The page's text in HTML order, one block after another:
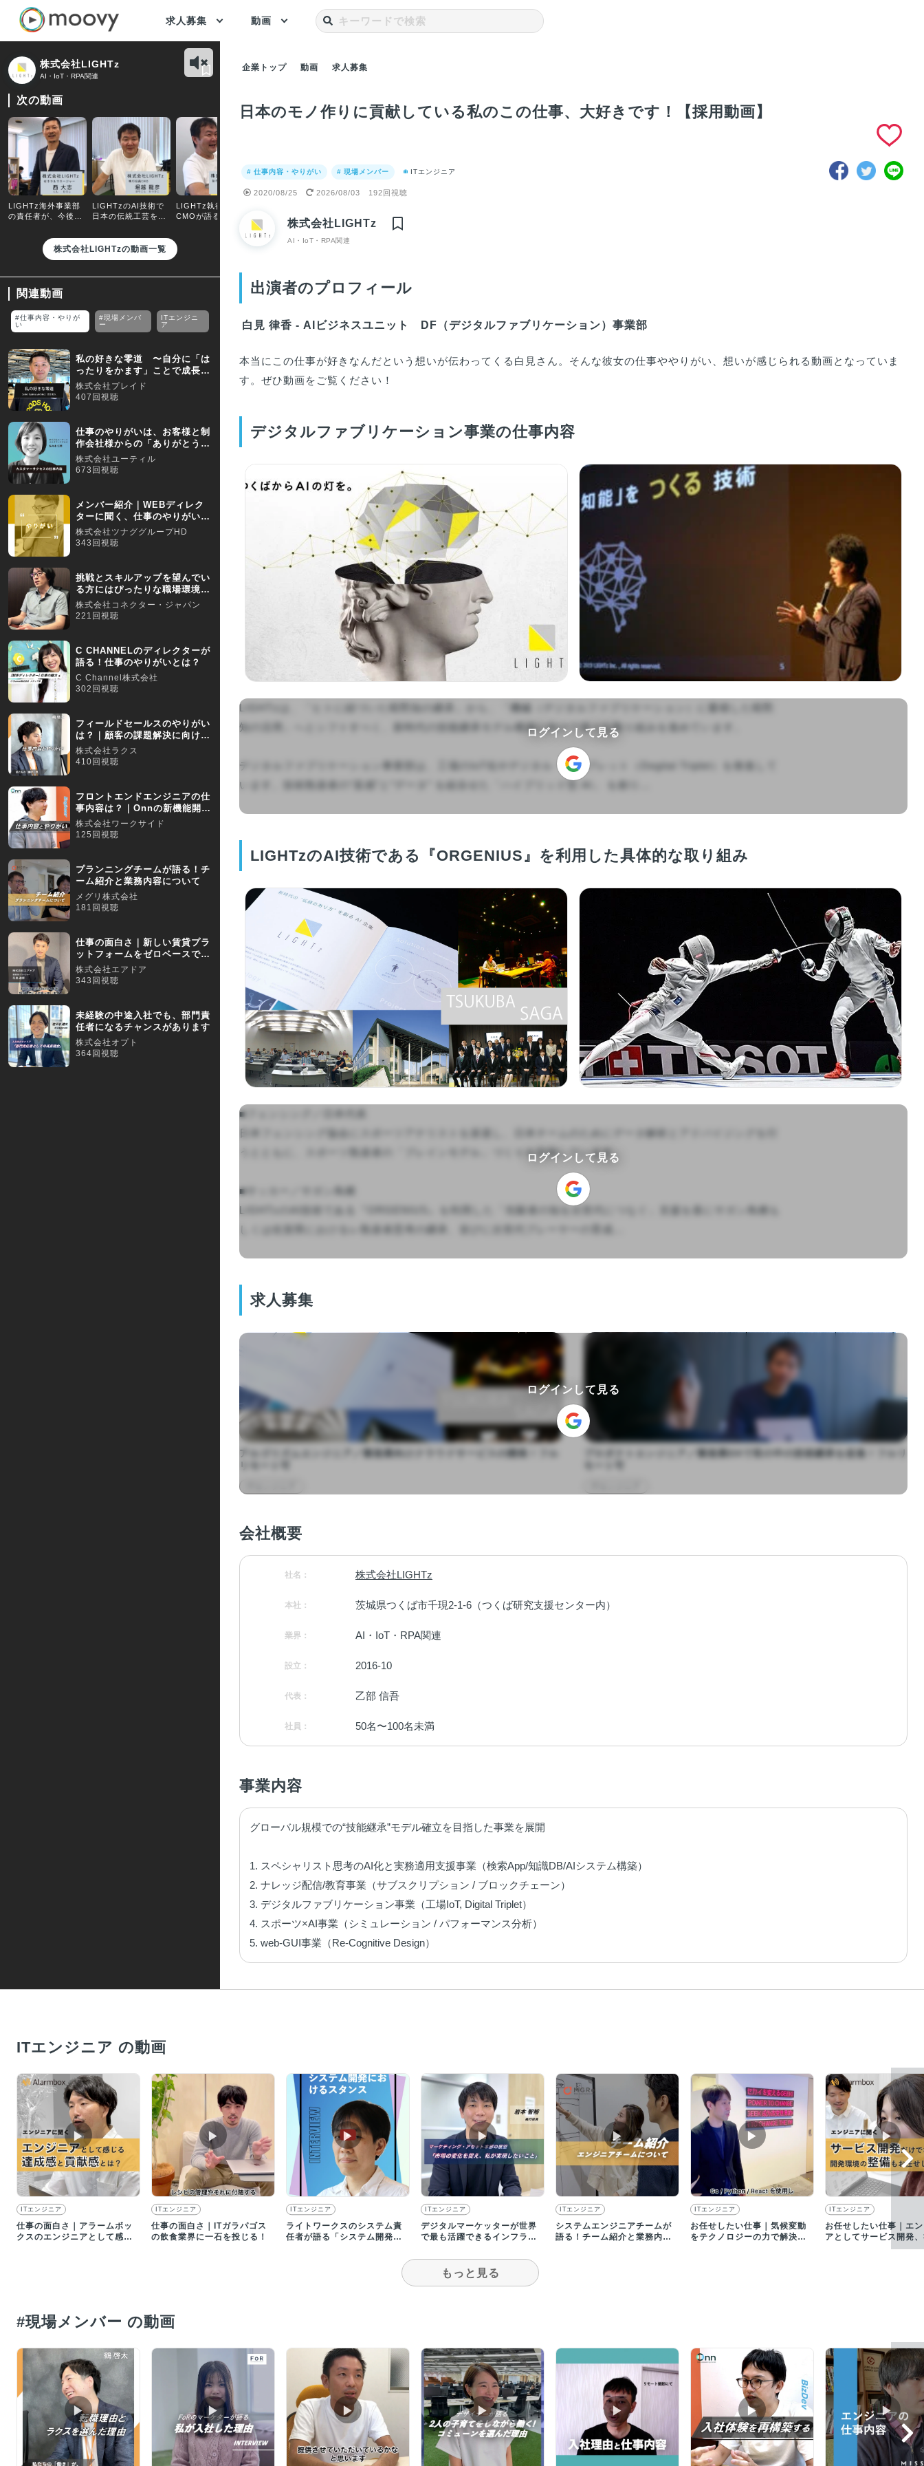
求人募集 動画
株式会社LIGHTz
AI・IoT・RPA関連
次の動画
LIGHTz海外事業部
の責任者が、今後の
LIGHTzのAI技術で
日本の伝統工芸を汎
動画】
LIGHTz執行役員
CMOが語る乙部社長
理由は意外なものだ
った…【採用動画】
で一緒にモノを作る
そんなAI企業です！
【採用動画】
株式会社LIGHTzの動画一覧
関連動画
#仕事内容・やりが
い
#現場メンバ
ー
ITエンジニ
ア
私の好きな零道 〜自分に「は
ったりをかます」ことで成長し
続ける〜
株式会社プレイド
407回視聴
仕事のやりがいは、お客様と制
作会社様からの「ありがとう」
｜求人動画インタビュー
株式会社ユーティル
673回視聴
メンバー紹介｜WEBディレク
ターに聞く、仕事のやりがいと
は？
株式会社ツナググループHD
343回視聴
挑戦とスキルアップを望んでい
る方にはぴったりな職場環境で
す／【採用動画】
株式会社コネクター・ジャパン
221回視聴
C CHANNELのディレクターが
語る！仕事のやりがいとは？
C Channel株式会社
302回視聴
フィールドセールスのやりがい
は？｜顧客の課題解決に向けて
幅広い提案を行える
株式会社ラクス
410回視聴
フロントエンドエンジニアの仕
事内容は？｜Onnの新機能開
発、機能改修を行う
株式会社ワークサイド
125回視聴
プランニングチームが語る！チ
ーム紹介と業務内容について
メグリ株式会社
181回視聴
仕事の面白さ｜新しい賃貸プラ
ットフォームをゼロベースで作
り上げる醍醐味
株式会社エアドア
343回視聴
未経験の中途入社でも、部門責
任者になるチャンスがあります
株式会社オプト
364回視聴
企業トップ 動画 求人募集
日本のモノ作りに貢献している私のこの仕事、大好きです！【採用動画】
# 仕事内容・やりがい # 現場メンバー ITエンジニア
2020/08/25 2026/08/03 192回視聴
株式会社LIGHTz
AI・IoT・RPA関連
出演者のプロフィール
白見 律香 - AIビジネスユニット DF（デジタルファブリケーション）事業部
本当にこの仕事が好きなんだという想いが伝わってくる白見さん。そんな彼女の仕事ややりがい、想いが感じられる動画となっていま
す。ぜひ動画をご覧ください！
デジタルファブリケーション事業の仕事内容
LIGHTzは、「ヒトに紐づいた暗黙知の継承」から、「機械（デジタルファブリケーション）に蓄積した暗黙
知の活用」へとシフトすべく、新時代の技能継承モデル構築に向けて様々な取り組みを進めています。
デジタルファブリケーション事業部は、工場のIoT化やデジタル・トリプレット（Degital Triplet）を推進して
います。技術熟達者の“直感”と“データ” を組合せた「ハイブリッド型 AI」 を創り...
ログインして見る
LIGHTzのAI技術である『ORGENIUS』を利用した具体的な取り組み
■フェンシング／日本代表
日本フェンシング協会にスポーツアナリストを派遣し、日本チームのためにデータ解析とアドバイジングを行
うとともに、スポーツ熟達者の「ブレインモデル」づくりを目指しています。
■サッカー／サガン鳥栖
LIGHTzのAI技術である『ORGENIUS』を利用した「先駆者の知を次世代につなぐ」支援を基にサガン鳥栖も
しくは佐賀県におけるレ熟達者思考の継承、並びに次世代プレーヤーの育成...
ログインして見る
求人募集
ログインして見る
アルゴリズムエンジニア／製造業向けクラウドサービスの開発！フル
リモート可
プロダクトエンジニア／製造業DXで世の中の技術継承を促進！フルリ
会社概要
社名： 株式会社LIGHTz
本社： 茨城県つくば市千現2-1-6（つくば研究支援センター内）
業界： AI・IoT・RPA関連
設立： 2016-10
代表： 乙部 信吾
社員： 50名〜100名未満
事業内容
グローバル規模での“技能継承”モデル確立を目指した事業を展開
1. スペシャリスト思考のAI化と実務適用支援事業（検索App/知識DB/AIシステム構築）
2. ナレッジ配信/教育事業（サブスクリプション / ブロックチェーン）
3. デジタルファブリケーション事業（工場IoT, Digital Triplet）
4. スポーツ×AI事業（シミュレーション / パフォーマンス分析）
5. web-GUI事業（Re-Cognitive Design）
ITエンジニア の動画
▶︎
ITエンジニア
仕事の面白さ｜アラームボッ
クスのエンジニアとして感じ
▶︎
ITエンジニア
仕事の面白さ｜ITガラパゴス
の飲食業界に一石を投じる！
▶︎
ITエンジニア
ライトワークスのシステム責
任者が語る「システム開発に
▶︎
ITエンジニア
デジタルマーケッターが世界
で最も活躍できるインフラを
▶︎
ITエンジニア
システムエンジニアチームが
語る！チーム紹介と業務内容
▶︎
ITエンジニア
お任せしたい仕事｜気候変動
をテクノロジーの力で解決す
▶︎
ITエンジニア
お任せしたい仕事｜エ
アとしてサービス開発
ツールの開発などを担当
もっと見る
#現場メンバー の動画
▶︎ ▶︎ ▶︎ ▶︎ ▶︎ ▶︎ ▶︎